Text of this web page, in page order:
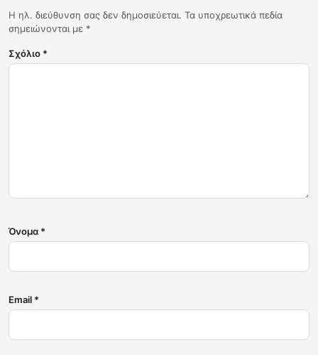
Η ηλ. διεύθυνση σας δεν δημοσιεύεται. Τα υποχρεωτικά πεδία
σημειώνονται με *
Σχόλιο *
Όνομα *
Email *